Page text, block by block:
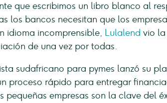
que escribimos un libro blanco al
los bancos necesitan que los
idioma incomprensible, Lulalend vio
de una vez por todas.
sudafricano para pymes lanzó su
proceso rápido para entregar
pequeñas empresas son la clave del